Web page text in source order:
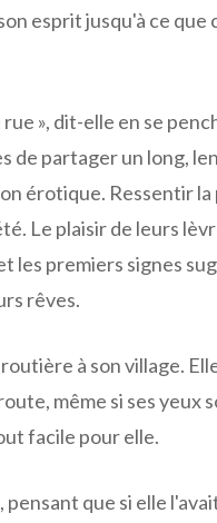
esprit jusqu'à ce que
», dit-elle en se
de partager un long,
érotique. Ressentir la
Le plaisir de leurs
les premiers signes
rêves.
à son village.
même si ses yeux
facile pour elle.
que si elle